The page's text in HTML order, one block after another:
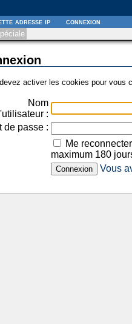
activer les cookies pour vous
Nom
:
de passe :
Me
maximum 180
Vous
adresse ip connexion